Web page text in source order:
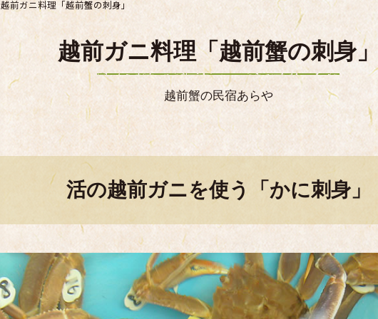
越前ガニ料理「越前蟹の刺身」
越前ガニ料理「越前蟹の刺身
越前蟹の民宿あらや
活の越前ガニを使う「かに刺身」